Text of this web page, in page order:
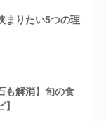
まりたい5つの理
も解消】旬の食